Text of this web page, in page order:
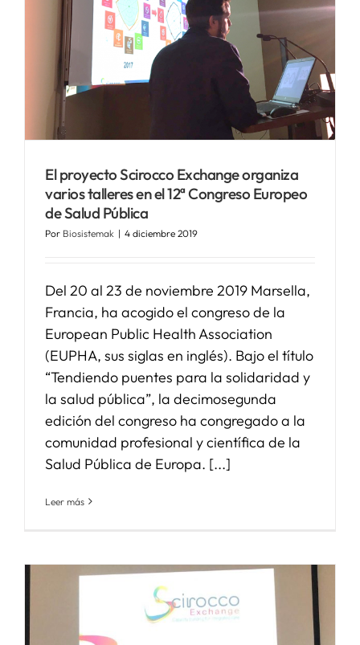
SERVICIOS
APOYO I+D+I
El proyecto Scirocco Exchange organiza
varios talleres en el 12ª Congreso Europeo
de Salud Pública
Por Biosistemak | 4 diciembre 2019
Del 20 al 23 de noviembre 2019 Marsella,
Francia, ha acogido el congreso de la
European Public Health Association
(EUPHA, sus siglas en inglés). Bajo el título
“Tendiendo puentes para la solidaridad y
la salud pública”, la decimosegunda
edición del congreso ha congregado a la
comunidad profesional y científica de la
Salud Pública de Europa. [...]
Leer más